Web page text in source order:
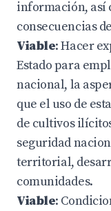
información, así
consecuencias
Viable: Hacer
Estado para
nacional, la
que el uso de
de cultivos
seguridad
territorial,
comunidades.
Viable: